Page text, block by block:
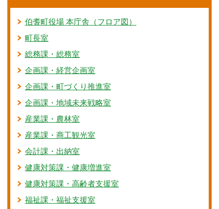
伯耆町役場 本庁舎（フロア図）
町長室
総務課・総務室
企画課・経営企画室
企画課・町づくり推進室
企画課・地域未来戦略室
産業課・農林室
産業課・商工観光室
会計課・出納室
健康対策課・健康増進室
健康対策課・高齢者支援室
福祉課・福祉支援室